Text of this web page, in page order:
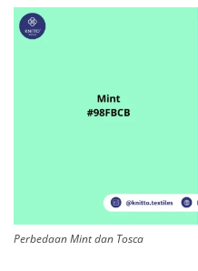
Perbedaan Mint dan Tosca